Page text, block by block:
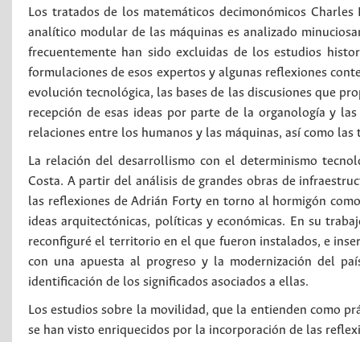
Los tratados de los matemáticos decimonómicos
analítico modular de las máquinas es analizado
frecuentemente han sido excluidas de los estudios
formulaciones de esos expertos y algunas reflexiones
evolución tecnológica, las bases de las discusiones que
recepción de esas ideas por parte de la organología y
relaciones entre los humanos y las máquinas, así como
La relación del desarrollismo con el determinismo
Costa. A partir del análisis de grandes obras de
las reflexiones de Adrián Forty en torno al hormigón
ideas arquitectónicas, políticas y económicas. En su
reconfiguré el territorio en el que fueron instalados, e
con una apuesta al progreso y la modernización del
identificación de los significados asociados a ellas.
Los estudios sobre la movilidad, que la entienden como
se han visto enriquecidos por la incorporación de las